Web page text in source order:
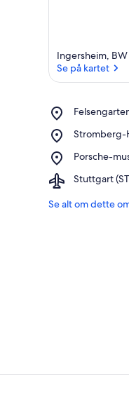
Ingersheim, BW
Se på kartet
Place,
Besigheim
G.
Stromberg-
Place,
Porsche-
Place,
museum
Stuttgart
Airport,
(STR)
Se alt om dette